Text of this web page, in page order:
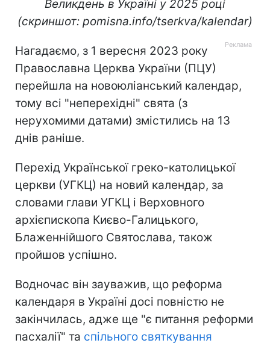
Великдень в Україні у 2025 році
(скриншот: pomisna.info/tserkva/kalendar)
Нагадаємо, з 1 вересня 2023 року
Православна Церква України (ПЦУ)
перейшла на новоюліанський календар,
тому всі "неперехідні" свята (з
нерухомими датами) змістились на 13
днів раніше.
Перехід Української греко-католицької
церкви (УГКЦ) на новий календар, за
словами глави УГКЦ і Верховного
архієпископа Києво-Галицького,
Блаженнійшого Святослава, також
пройшов успішно.
Водночас він зауважив, що реформа
календаря в Україні досі повністю не
закінчилась, адже ще "є питання реформи
пасхалії" та спільного святкування